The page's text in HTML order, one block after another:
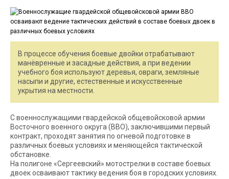
В процессе обучения боевые двойки отрабатывают
манёвренные и засадные действия, а при ведении
учебного боя используют деревья, овраги, земляные
насыпи и другие, естественные и искусственные
укрытия на местности.
С военнослужащими гвардейской общевойсковой армии
Восточного военного округа (ВВО), заключившими первый
контракт, проходят занятия по огневой подготовке в
различных боевых условиях и меняющейся тактической
обстановке.
На полигоне «Сергеевский» мотострелки в составе боевых
двоек осваивают тактику ведения боя в городских условиях.